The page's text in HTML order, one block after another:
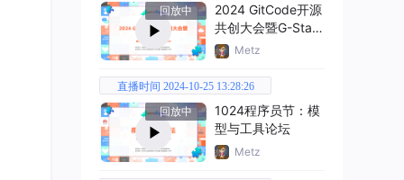
回放中
2024 GitCode开源
共创大会暨G-Star
嘉年华
Metz
直播时间 2024-10-25 13:28:26
回放中
1024程序员节：模
型与工具论坛
Metz